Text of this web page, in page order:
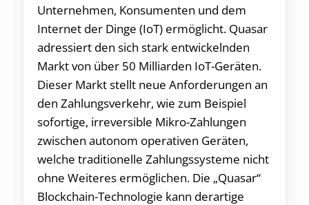
Unternehmen, Konsumenten und dem
Internet der Dinge (IoT) ermöglicht. Quasar
adressiert den sich stark entwickelnden
Markt von über 50 Milliarden IoT-Geräten.
Dieser Markt stellt neue Anforderungen an
den Zahlungsverkehr, wie zum Beispiel
sofortige, irreversible Mikro-Zahlungen
zwischen autonom operativen Geräten,
welche traditionelle Zahlungssysteme nicht
ohne Weiteres ermöglichen. Die „Quasar“
Blockchain-Technologie kann derartige